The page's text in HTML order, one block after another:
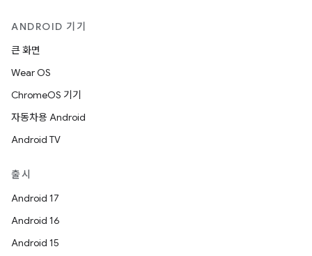
ANDROID 기기
큰 화면
Wear OS
ChromeOS 기기
자동차용 Android
Android TV
출시
Android 17
Android 16
Android 15